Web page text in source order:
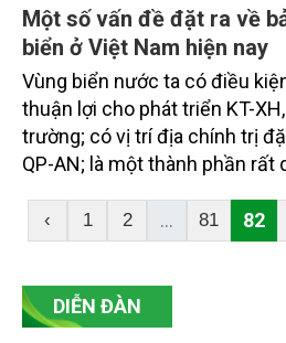
Một số vấn đề đặt ra về
biển ở Việt Nam hiện nay
Vùng biển nước ta có điều
thuận lợi cho phát triển KT-
trường; có vị trí địa chính trị
QP-AN; là một thành phần rất
xuất và du lịch của nhân dân
nhiên, vấn đề ô nhiễm biển ở
hại nghiêm trọng đến sự phát
đặt ra nhiều vấn đề phức tạp
‹ 1 2 ... 81 82
DIỄN ĐÀN